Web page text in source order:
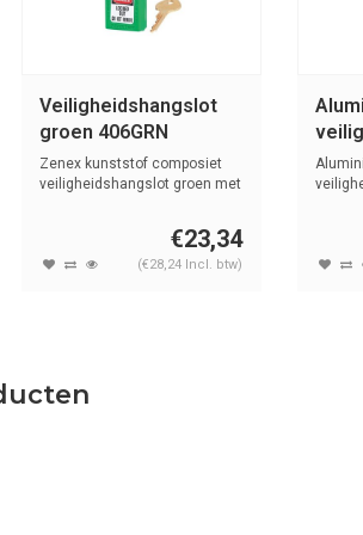
Veiligheidshangslot
groen 406GRN
Zenex kunststof composiet
veiligheidshangslot groen met
€23,34
(€28,24 Incl. btw)